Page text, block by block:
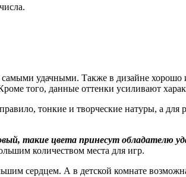
удачными. Также в дизайне хорошо
того, данные оттенки усиливают
тонкие и творческие натуры, а для
такие цвета принесут обладателю
количеством места для игр.
сердцем. А в детской комнате